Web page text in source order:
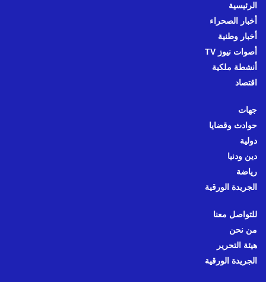
الرئيسية
أخبار الصحراء
أخبار وطنية
أصوات نيوز TV
أنشطة ملكية
اقتصاد
جهات
حوادث وقضايا
دولية
دين ودنيا
رياضة
الجريدة الورقية
للتواصل معنا
من نحن
هيئة التحرير
الجريدة الورقية